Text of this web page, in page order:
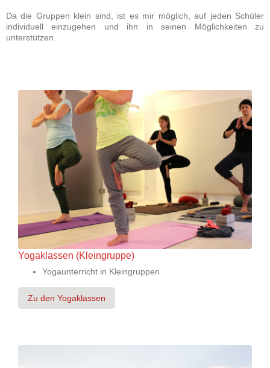
Da die Gruppen klein sind, ist es mir möglich, auf jeden Schüler
individuell einzugehen und ihn in seinen Möglichkeiten zu
unterstützen.
Yogaklassen (Kleingruppe)
Yogaunterricht in Kleingruppen
Zu den Yogaklassen